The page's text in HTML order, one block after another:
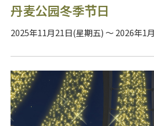
丹麦公园冬季节日
2025年11月21日(星期五) ～ 2026年1